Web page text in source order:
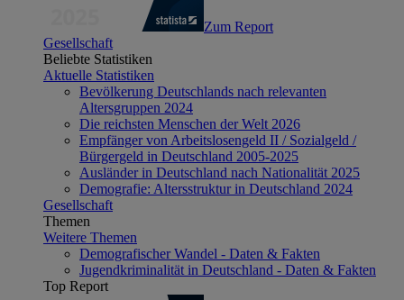
Zum Report
Gesellschaft
Beliebte Statistiken
Aktuelle Statistiken
Bevölkerung Deutschlands nach relevanten
Altersgruppen 2024
Die reichsten Menschen der Welt 2026
Empfänger von Arbeitslosengeld II / Sozialgeld /
Bürgergeld in Deutschland 2005-2025
Ausländer in Deutschland nach Nationalität 2025
Demografie: Altersstruktur in Deutschland 2024
Gesellschaft
Themen
Weitere Themen
Demografischer Wandel - Daten & Fakten
Jugendkriminalität in Deutschland - Daten & Fakten
Top Report